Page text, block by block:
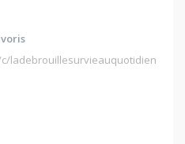
ladebrouillesurvieauquotidien